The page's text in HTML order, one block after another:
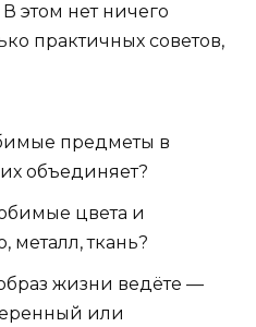
этом нет ничего
практичных советов,
предметы в
объединяет?
цвета и
металл, ткань?
жизни ведёте —
или